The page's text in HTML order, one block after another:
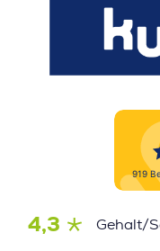
4,3 Gehalt/